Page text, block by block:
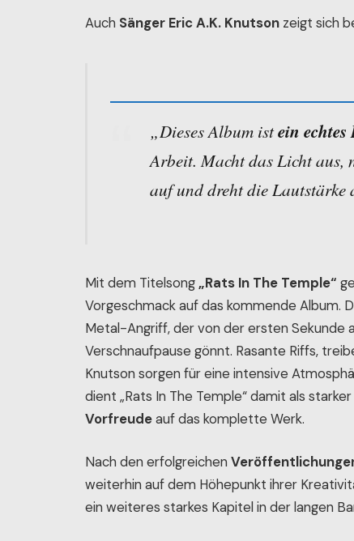
Auch Sänger Eric A.K. Knutson zeigt sich
„Dieses Album istein echtes
Arbeit. Macht das Licht aus,
auf und dreht die Lautstärke
Mit dem Titelsong „Rats In The Temple“
Vorgeschmack auf das kommende Album.
Metal-Angriff, der von der ersten Sekunde
Verschnaufpause gönnt. Rasante Riffs,
Knutson sorgen für eine intensive
dient „Rats In The Temple“ damit als
Vorfreudeauf das komplette Werk.
Nach den erfolgreichen
weiterhin auf dem Höhepunkt ihrer
ein weiteres starkes Kapitel in der langen